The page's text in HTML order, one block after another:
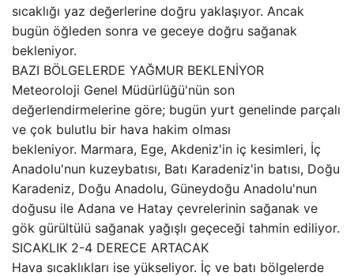
sıcaklığı yaz değerlerine doğru yaklaşıyor. Ancak
bugün öğleden sonra ve geceye doğru sağanak
bekleniyor.
BAZI BÖLGELERDE YAĞMUR BEKLENİYOR
Meteoroloji Genel Müdürlüğü'nün son
değerlendirmelerine göre; bugün yurt genelinde parçalı
ve çok bulutlu bir hava hakim olması
bekleniyor. Marmara, Ege, Akdeniz'in iç kesimleri, İç
Anadolu'nun kuzeybatısı, Batı Karadeniz'in batısı, Doğu
Karadeniz, Doğu Anadolu, Güneydoğu Anadolu'nun
doğusu ile Adana ve Hatay çevrelerinin sağanak ve
gök gürültülü sağanak yağışlı geçeceği tahmin ediliyor.
SICAKLIK 2-4 DERECE ARTACAK
Hava sıcaklıkları ise yükseliyor. İç ve batı bölgelerde